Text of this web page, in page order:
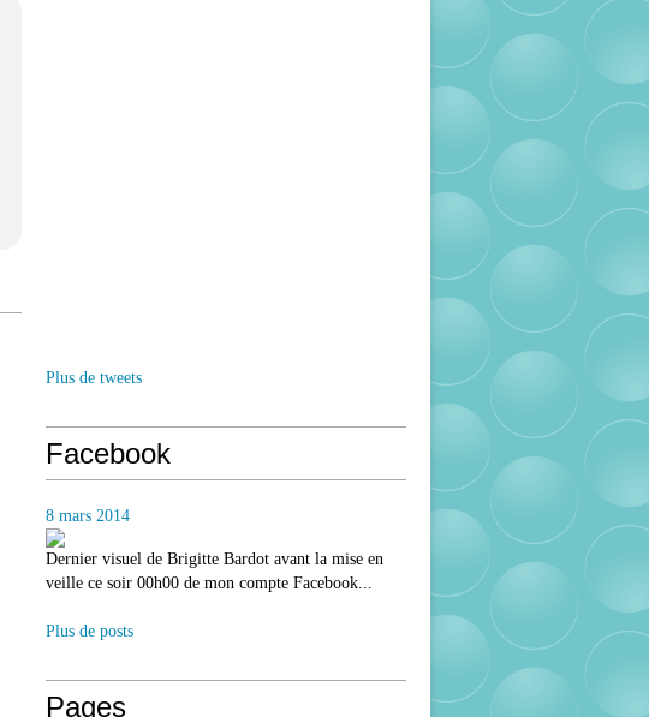
Plus de tweets
Facebook
8 mars 2014
Dernier visuel de Brigitte Bardot avant la mise en
veille ce soir 00h00 de mon compte Facebook...
Plus de posts
Pages